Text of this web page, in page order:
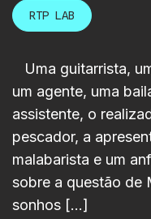
RTP LAB
Uma guitarrista,
um agente, uma
assistente, o
pescador, a
malabarista e um
sobre a questão de
sonhos […]